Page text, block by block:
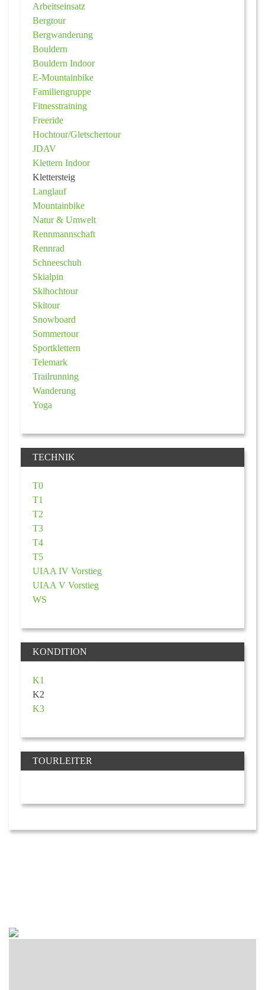
Arbeitseinsatz
Bergtour
Bergwanderung
Bouldern
Bouldern Indoor
E-Mountainbike
Familiengruppe
Fitnesstraining
Freeride
Hochtour/Gletschertour
JDAV
Klettern Indoor
Klettersteig
Langlauf
Mountainbike
Natur & Umwelt
Rennmannschaft
Rennrad
Schneeschuh
Skialpin
Skihochtour
Skitour
Snowboard
Sommertour
Sportklettern
Telemark
Trailrunning
Wanderung
Yoga
TECHNIK
T0
T1
T2
T3
T4
T5
UIAA IV Vorstieg
UIAA V Vorstieg
WS
KONDITION
K1
K2
K3
TOURLEITER